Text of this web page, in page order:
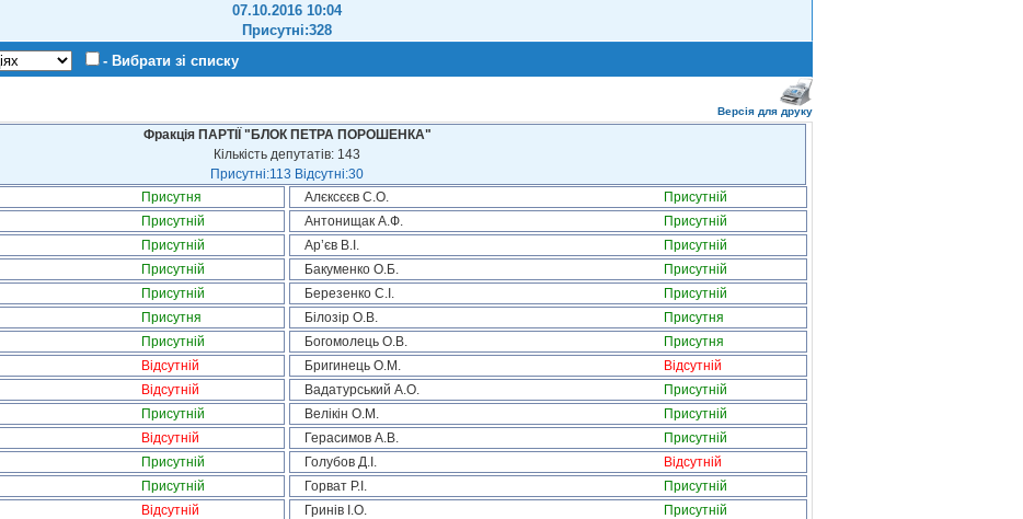
07.10.2016 10:04
Присутні:328
- Вибрати зі списку
Версія для друку
Фракція ПАРТІЇ "БЛОК ПЕТРА ПОРОШЕНКА"
Кількість депутатів: 143
Присутні:113 Відсутні:30
Присутня Алєксєєв С.О.
Присутній
Присутній Антонищак А.Ф.
Присутній
Присутній Ар’єв В.І.
Присутній
Присутній Бакуменко О.Б.
Присутній
Присутній Березенко С.І.
Присутній
Присутня Білозір О.В.
Присутня
Присутній Богомолець О.В.
Присутня
Відсутній Бригинець О.М.
Відсутній
Відсутній Вадатурський А.О.
Присутній
Присутній Велікін О.М.
Присутній
Відсутній Герасимов А.В.
Присутній
Присутній Голубов Д.І.
Відсутній
Присутній Горват Р.І.
Присутній
Відсутній Гринів І.О.
Присутній